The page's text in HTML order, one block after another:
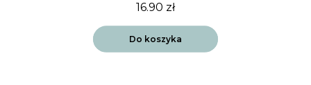
16.90 zł
Do koszyka